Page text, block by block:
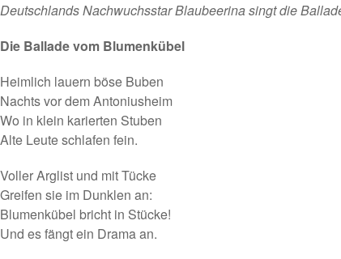
Deutschlands NachwuchsstarBlaubeerinasingt die
Die Ballade vom Blumenkübel
Heimlich lauern böse Buben
Nachts vor dem Antoniusheim
Wo in klein karierten Stuben
Alte Leute schlafen fein.
Voller Arglist und mit Tücke
Greifen sie im Dunklen an:
Blumenkübel bricht in Stücke!
Und es fängt ein Drama an.